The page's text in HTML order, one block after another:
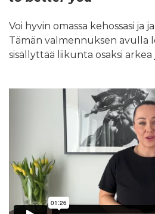
Voi hyvin omassa kehossasi ja
Tämän valmennuksen avulla
sisällyttää liikunta osaksi arkea